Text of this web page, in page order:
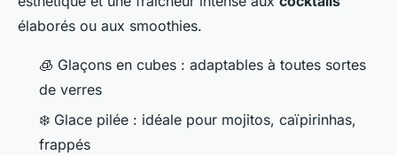
élaborés ou aux smoothies.
🧊 Glaçons en cubes : adaptables à toutes sortes
de verres
❄️ Glace pilée : idéale pour mojitos, caïpirinhas,
frappés